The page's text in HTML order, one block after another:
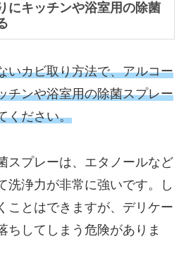
にキッチンや浴室用の除菌
いカビ取り方法で、アルコー
チンや浴室用の除菌スプレー
ください。
スプレーは、エタノールなど
洗浄力が非常に強いです。し
ことはできますが、デリケー
ちしてしまう危険がありま